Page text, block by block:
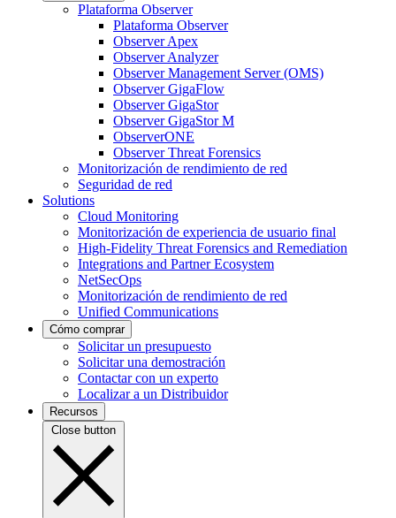
Plataforma Observer
Plataforma Observer
Observer Apex
Observer Analyzer
Observer Management Server (OMS)
Observer GigaFlow
Observer GigaStor
Observer GigaStor M
ObserverONE
Observer Threat Forensics
Monitorización de rendimiento de red
Seguridad de red
Solutions
Cloud Monitoring
Monitorización de experiencia de usuario final
High-Fidelity Threat Forensics and Remediation
Integrations and Partner Ecosystem
NetSecOps
Monitorización de rendimiento de red
Unified Communications
Cómo comprar
Solicitar un presupuesto
Solicitar una demostración
Contactar con un experto
Localizar a un Distribuidor
Recursos
Close button